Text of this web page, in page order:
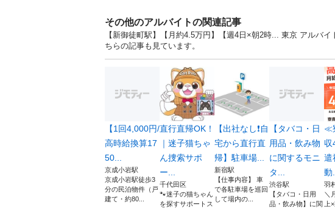
その他のアルバイトの関連記事
【新御徒町駅】【月約4.5万円】【週4日×朝2時... 東京 アルバ
ちらの記事も見ています。
【1回4,000円/
高時給換算17
50...
京成小岩駅
京成小岩駅徒歩3
分の民泊物件（戸
建て・約80...
直行直帰OK！
｜迷子猫ちゃ
ん捜索サポ
ー...
千代田区
🐾迷子の猫ちゃん
を探すサポートス
【出社なし❗️自
宅から直行直
帰】駐車場...
新宿駅
【仕事内容】 車
で各駐車場を巡回
して場内の...
【タバコ・日
用品・飲み物
に関するモニ
タ...
渋谷駅
【タバコ・日用
品・飲み物】に関
≪
収
遣
動...
羽
＼
上